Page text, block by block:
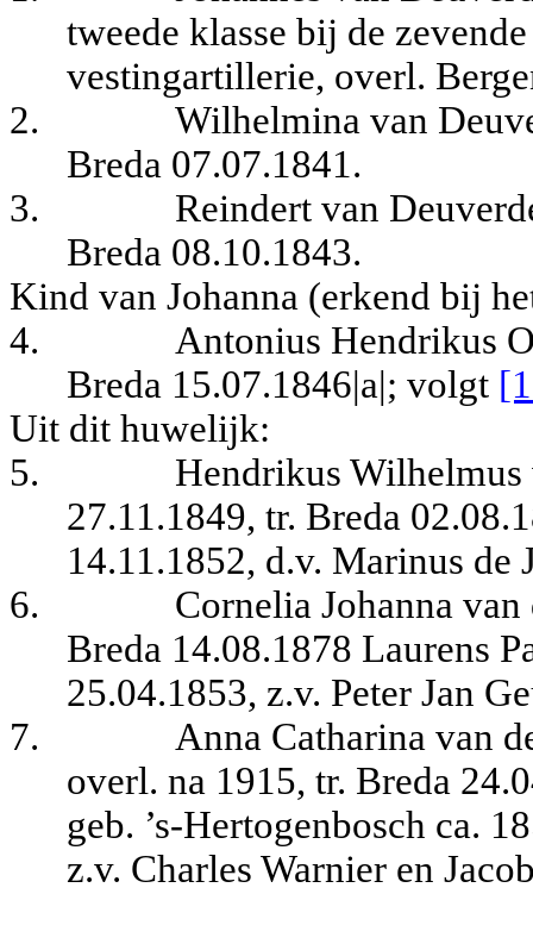
tweede klasse bij de
vestingartillerie, overl.
2.
Wilhelmina van
Breda 07.07.1841.
3.
Reindert van
Breda 08.10.1843.
Kind van Johanna (erkend bij
4.
Antonius Hendrikus
Breda 15.07.1846|a|; volgt
Uit dit huwelijk:
5.
Hendrikus Wilhelmus
27.11.1849, tr. Breda
14.11.1852, d.v. Marinus de
6.
Cornelia Johanna
Breda 14.08.1878 Laurens
25.04.1853, z.v. Peter Jan
7.
Anna Catharina van
overl. na 1915, tr. Breda
geb. ’s-Hertogenbosch ca.
z.v. Charles Warnier en